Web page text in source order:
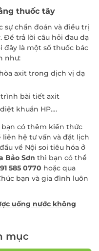
thuốc tây
sự chẩn đoán và điều trị
Để trả lời câu hỏi đau dạ
đây là một số thuốc bác
như:
axit trong dịch vị dạ
bài tiết axit
khuẩn HP….
có thêm kiến thức
liên hệ tư vấn và đặt lịch
về Nội soi tiêu hóa ở
Bảo Sơn thì bạn có thể
585 0770 hoặc qua
bạn và gia đình luôn
uống nước không
mục